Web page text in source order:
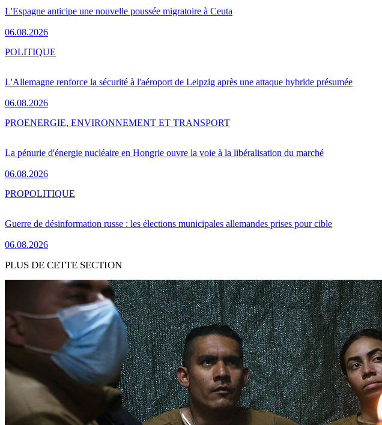
L'Espagne anticipe une nouvelle poussée migratoire à Ceuta
06.08.2026
L'Allemagne renforce la sécurité à l'aéroport de Leipzig après une attaque hybride présumée
06.08.2026
POLITIQUE
La pénurie d'énergie nucléaire en Hongrie ouvre la voie à la libéralisation du marché
06.08.2026
PROENERGIE, ENVIRONNEMENT ET TRANSPORT
Guerre de désinformation russe : les élections municipales allemandes prises pour cible
06.08.2026
PROPOLITIQUE
PLUS DE CETTE SECTION